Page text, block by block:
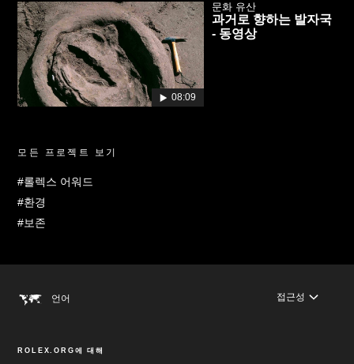
08:09
문화 유산
과거로 향하는 발자국
- 동영상
모든 프로젝트 보기
#롤렉스 어워드
#환경
#보존
언어 접근성
ROLEX.ORG에 대해